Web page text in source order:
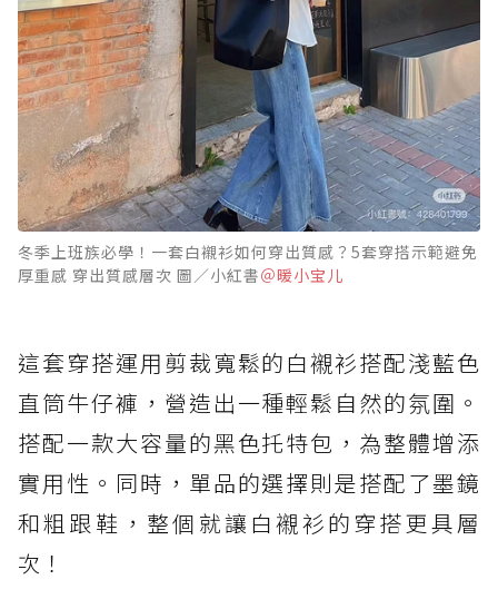
冬季上班族必學！一套白襯衫如何穿出質感？5套穿搭示範避免
厚重感 穿出質感層次 圖／小紅書＠暖小宝儿
這套穿搭運用剪裁寬鬆的白襯衫搭配淺藍色
直筒牛仔褲，營造出一種輕鬆自然的氛圍。
搭配一款大容量的黑色托特包，為整體增添
實用性。同時，單品的選擇則是搭配了墨鏡
和粗跟鞋，整個就讓白襯衫的穿搭更具層
次！